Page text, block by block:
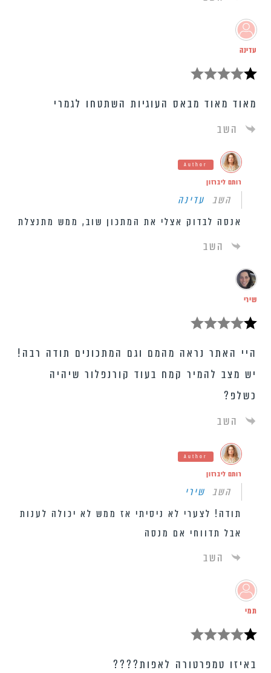
עדינה
מאוד מאוד מבאס העוגיות השתטחו לגמרי
השב
Author
רותם ליברזון
השב עדינה
אנסה לבדוק אצלי את המתכון שוב, ממש מתנצלת
השב
שירי
היי האתר נראה מהמם וגם המתכונים תודה רבה!
יש מצב להמיר קמח בעוד קורנפלור שיהיה
כשלפ?
השב
Author
רותם ליברזון
השב שירי
תודה! לצערי לא ניסיתי אז ממש לא יכולה לענות
אבל תדווחי אם מנסה
השב
תמי
באיזו טמפרטורה לאפות????